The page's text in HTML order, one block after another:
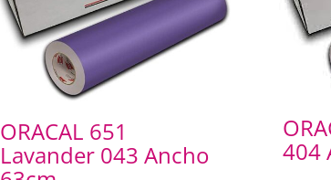
ORACAL 651
Lavander 043 Ancho 404